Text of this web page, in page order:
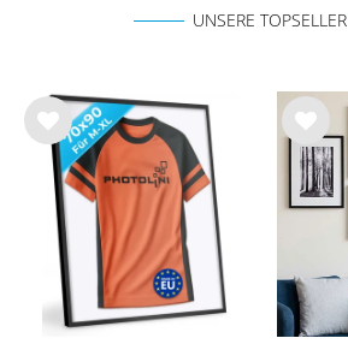
UNSERE TOPSELLER
Wu
nsc
hlist
Wu
nsc
hlist
e